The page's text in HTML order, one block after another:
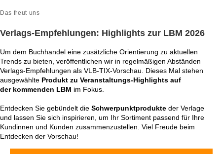
Das freut uns
Verlags-Empfehlungen: Highlights zur LBM 2026
Um dem Buchhandel eine zusätzliche Orientierung zu aktuellen
Trends zu bieten, veröffentlichen wir in regelmäßigen Abständen
Verlags-Empfehlungen als VLB-TIX-Vorschau. Dieses Mal stehen
ausgewählte Produkt zu Veranstaltungs-Highlights auf
der kommenden LBM im Fokus.
Entdecken Sie gebündelt die Schwerpunktprodukte der Verlage
und lassen Sie sich inspirieren, um Ihr Sortiment passend für Ihre
Kundinnen und Kunden zusammenzustellen. Viel Freude beim
Entdecken der Vorschau!